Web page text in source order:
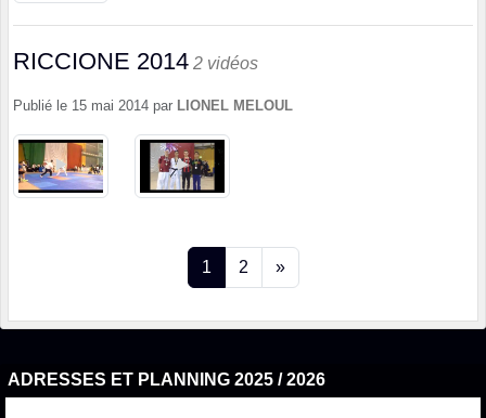
RICCIONE 2014 2 vidéos
Publié le 15 mai 2014 par LIONEL MELOUL
1 2 »
ADRESSES ET PLANNING 2025 / 2026